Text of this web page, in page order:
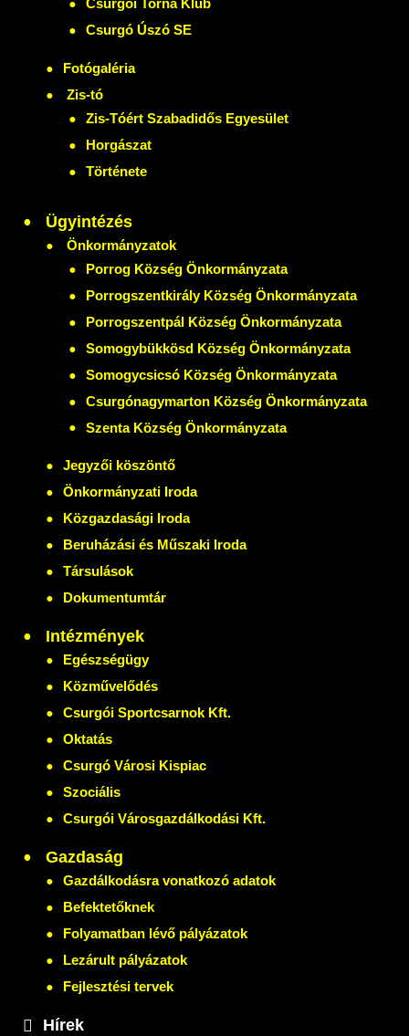
Csurgói Torna Klub
Csurgó Úszó SE
Fotógaléria
Zis-tó
Zis-Tóért Szabadidős Egyesület
Horgászat
Története
Ügyintézés
Önkormányzatok
Porrog Község Önkormányzata
Porrogszentkirály Község Önkormányzata
Porrogszentpál Község Önkormányzata
Somogybükkösd Község Önkormányzata
Somogycsicsó Község Önkormányzata
Csurgónagymarton Község Önkormányzata
Szenta Község Önkormányzata
Jegyzői köszöntő
Önkormányzati Iroda
Közgazdasági Iroda
Beruházási és Műszaki Iroda
Társulások
Dokumentumtár
Intézmények
Egészségügy
Közművelődés
Csurgói Sportcsarnok Kft.
Oktatás
Csurgó Városi Kispiac
Szociális
Csurgói Városgazdálkodási Kft.
Gazdaság
Gazdálkodásra vonatkozó adatok
Befektetőknek
Folyamatban lévő pályázatok
Lezárult pályázatok
Fejlesztési tervek
Hírek